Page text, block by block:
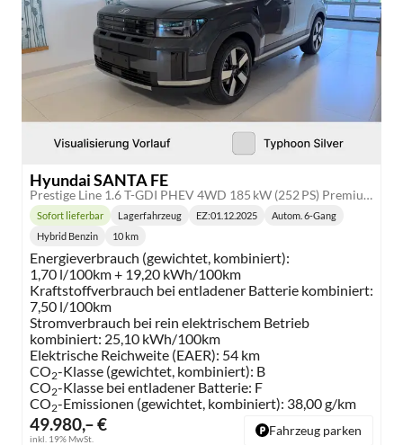
Hyundai SANTA FE
Prestige Line 1.6 T-GDI PHEV 4WD 185 kW (252 PS) Premium Sound Paket, Navigationssystem, 360 Grad Übersichtskamera, Sitzheizung, Lenkradheizung, SmartKey, Sitzbelüftung, Head-up Display, LED-Scheinwerfer, 20 Zoll Leichtmetallfelgen, uvm.
49.980,– €
inkl. 19% MwSt.
Lieferzeit:
Sofort lieferbar Lagerfahrzeug EZ:01.12.2025
Getriebe:
Autom. 6-Gang
Kraftstoff:
Hybrid Benzin
Kilometerstand:
10 km
Energieverbrauch (gewichtet, kombiniert):
1,70 l/100km + 19,20 kWh/100km
Kraftstoffverbrauch bei entladener Batterie kombiniert:
7,50 l/100km
Stromverbrauch bei rein elektrischem Betrieb
kombiniert: 25,10 kWh/100km
Elektrische Reichweite (EAER): 54 km
CO2-Klasse (gewichtet, kombiniert): B
CO2-Klasse bei entladener Batterie: F
CO2-Emissionen (gewichtet, kombiniert): 38,00 g/km
Fahrzeug parken